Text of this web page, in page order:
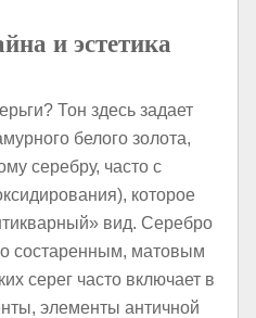
и эстетика
Тон здесь задает
белого золота,
серебру, часто с
которое
вид. Серебро
состаренным, матовым
серег часто включает в
элементы античной